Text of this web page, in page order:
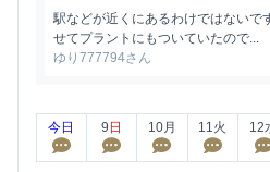
駅などが近くにあるわけではないで
せてプラントにもついていたので...
ゆり777794さん
今日 9 日 10月 11火 12